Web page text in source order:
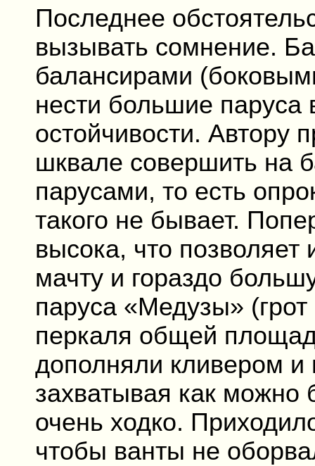
Последнее
вызывать сомнение.
балансирами
нести большие паруса
остойчивости. Автору
шквале совершить на
парусами, то есть
такого не бывает.
высока, что позволяет
мачту и гораздо
паруса «Медузы» (грот
перкаля общей
дополняли кливером
захватывая как
очень ходко.
чтобы ванты не